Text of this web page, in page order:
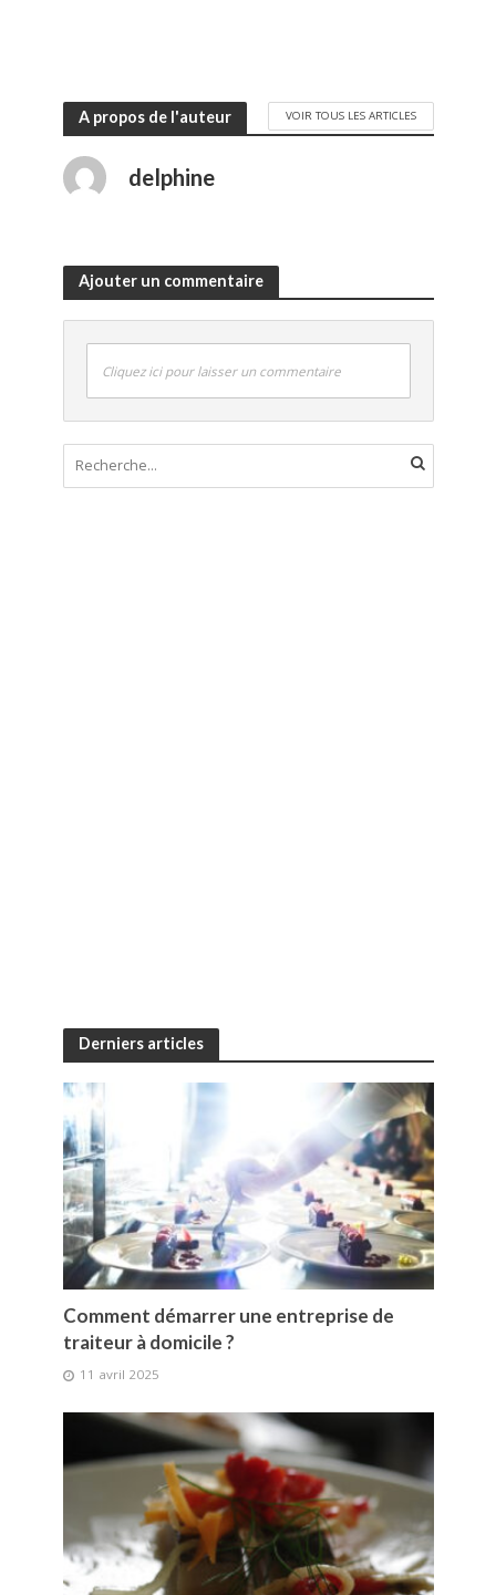
A propos de l'auteur VOIR TOUS LES ARTICLES
delphine
Ajouter un commentaire
Cliquez ici pour laisser un commentaire
Derniers articles
Comment démarrer une entreprise de
traiteur à domicile ?
11 avril 2025